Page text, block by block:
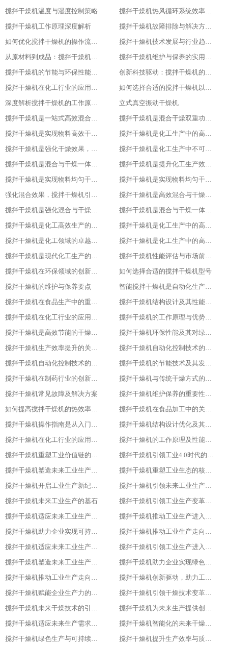
搅拌干燥机温度与湿度控制策略
搅拌干燥机热风循环系统效率研究
搅拌干燥机工作原理深度解析
搅拌干燥机故障排除与解决方案大全
如何优化搅拌干燥机的操作流程以提升产品质量
搅拌干燥机技术发展与行业趋势分析
从原材料到成品：搅拌干燥机在食品行业的全流程应用
搅拌干燥机维护与保养的实用指南
搅拌干燥机的节能与环保性能探究
创新科技驱动：搅拌干燥机的智能化升级
搅拌干燥机在化工行业的应用实例
如何选择合适的搅拌干燥机以提高生产效率
深度解析搅拌干燥机的工作原理与应用
立式真空振动干燥机
搅拌干燥机是一站式高效混合与干燥解决方案
搅拌干燥机是混合干燥双重功效，化工生产新助力，提升产品质量
搅拌干燥机是实现物料高效干燥的创新之选，提升产品质量
搅拌干燥机是化工生产中的高效混合与干燥专家，提升产品质量
搅拌干燥机是强化干燥效果，提升产品质量的关键
搅拌干燥机是化工生产中不可或缺的高效工具
搅拌干燥机是混合与干燥一体化的创新解决方案
搅拌干燥机是提升化工生产效率的得力助手
搅拌干燥机是实现物料均匀干燥的专业设备
搅拌干燥机是实现物料均匀干燥的专业设备
强化混合效果，搅拌干燥机引领化工新潮流
搅拌干燥机是高效混合与干燥新标杆
搅拌干燥机是强化混合与干燥效果的理想设备
搅拌干燥机是混合与干燥一体化的高效利器
搅拌干燥机是化工高效生产的得力助手
搅拌干燥机是化工生产中的高效干燥与混合专家
搅拌干燥机是化工领域的卓越干燥利器
搅拌干燥机是化工生产中的高效利器
搅拌干燥机是现代化工生产的得力助手
搅拌干燥机性能评估与市场前景分析
搅拌干燥机在环保领域的创新应用
如何选择合适的搅拌干燥机型号
搅拌干燥机的维护与保养要点
智能搅拌干燥机是自动化生产的新趋势
搅拌干燥机在食品生产中的重要作用
搅拌干燥机结构设计及其性能优化
搅拌干燥机在化工行业的应用实践
搅拌干燥机的工作原理与优势分析
搅拌干燥机是高效节能的干燥新选择
搅拌干燥机环保性能及其对绿色生产的意义
搅拌干燥机生产效率提升的关键因素
搅拌干燥机自动化控制技术的探索与实践
搅拌干燥机自动化控制技术的探索与实践
搅拌干燥机的节能技术及其发展趋势
搅拌干燥机在制药行业的创新应用
搅拌干燥机与传统干燥方式的比较与优势分析
搅拌干燥机常见故障及解决方案
搅拌干燥机维护保养的重要性及实施方法
如何提高搅拌干燥机的热效率与干燥效果
搅拌干燥机在食品加工中的关键作用
搅拌干燥机操作指南是从入门到精通
搅拌干燥机结构设计优化及其影响研究
搅拌干燥机在化工行业的应用及优势分析
搅拌干燥机的工作原理及性能特点详解
搅拌干燥机重塑工业价值链的重要一环
搅拌干燥机引领工业4.0时代的核心设备
搅拌干燥机塑造未来工业生产新格局的重要工具
搅拌干燥机重塑工业生态的核心力量
搅拌干燥机开启工业生产新纪元的关键
搅拌干燥机引领未来工业生产的先锋
搅拌干燥机未来工业生产的基石
搅拌干燥机引领工业生产变革的重要力量
搅拌干燥机适应未来工业生产需求的必备设备
搅拌干燥机推动工业生产进入高效、绿色、智能新时代
搅拌干燥机助力企业实现可持续发展目标
搅拌干燥机推动工业生产走向智能化、绿色化、高效化
搅拌干燥机适应未来工业生产需求的创新设备
搅拌干燥机引领工业生产进入新时代
搅拌干燥机塑造未来工业生产的新格局
搅拌干燥机助力企业实现绿色、智能、高效生产
搅拌干燥机推动工业生产走向智能化与可持续发展的关键
搅拌干燥机创新驱动，助力工业生产绿色转型
搅拌干燥机赋能企业生产力的关键设备
搅拌干燥机引领干燥技术变革的先锋
搅拌干燥机未来干燥技术的引领者
搅拌干燥机为未来生产提供创新解决方案
搅拌干燥机适应未来生产需求的关键设备
搅拌干燥机智能化的未来干燥解决方案
搅拌干燥机绿色生产与可持续发展的助力者
搅拌干燥机提升生产效率与质量的关键设备